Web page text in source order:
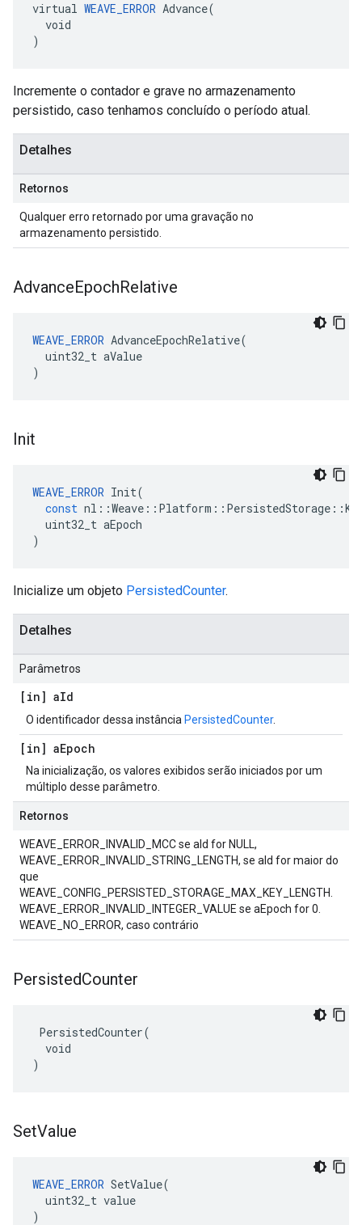
virtual WEAVE_ERROR Advance(
  void
)
Incremente o contador e grave no armazenamento
persistido, caso tenhamos concluído o período atual.
Detalhes
Retornos
Qualquer erro retornado por uma gravação no
armazenamento persistido.
AdvanceEpochRelative
WEAVE_ERROR AdvanceEpochRelative(
  uint32_t aValue
)
Init
WEAVE_ERROR Init(
const nl ::Weave :: Platform :: PersistedStorage ::
uint32_t aEpoch
)
Inicialize um objeto PersistedCounter.
Detalhes
Parâmetros
[in] aId
O identificador dessa instância PersistedCounter.
[in] aEpoch
Na inicialização, os valores exibidos serão iniciados por um
múltiplo desse parâmetro.
Retornos
WEAVE_ERROR_INVALID_MCC se aId for NULL,
WEAVE_ERROR_INVALID_STRING_LENGTH, se aId for maior do
que
WEAVE_CONFIG_PERSISTED_STORAGE_MAX_KEY_LENGTH.
WEAVE_ERROR_INVALID_INTEGER_VALUE se aEpoch for 0.
WEAVE_NO_ERROR, caso contrário
PersistedCounter
PersistedCounter(
  void
)
SetValue
WEAVE_ERROR SetValue(
  uint32_t value
)